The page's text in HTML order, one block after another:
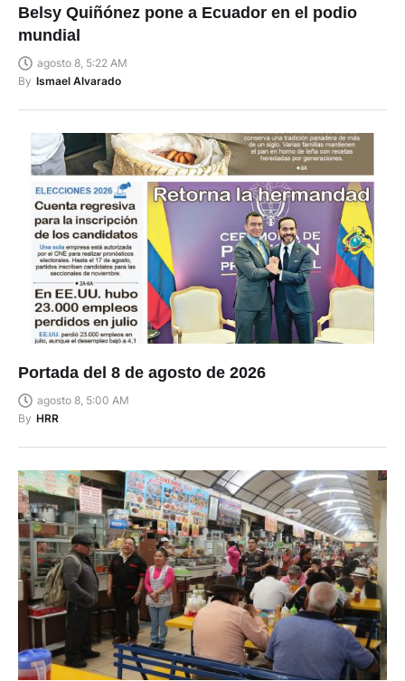
Belsy Quiñónez pone a Ecuador en el podio
mundial
agosto 8, 5:22 AM
By Ismael Alvarado
Portada del 8 de agosto de 2026
agosto 8, 5:00 AM
By HRR